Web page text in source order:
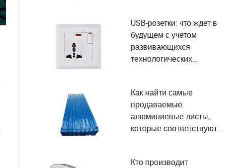
USB-розетки: что ждет в
будущем с учетом
развивающихся
технологических
Как найти самые
продаваемые
алюминиевые листы,
которые соответствуют
Кто производит